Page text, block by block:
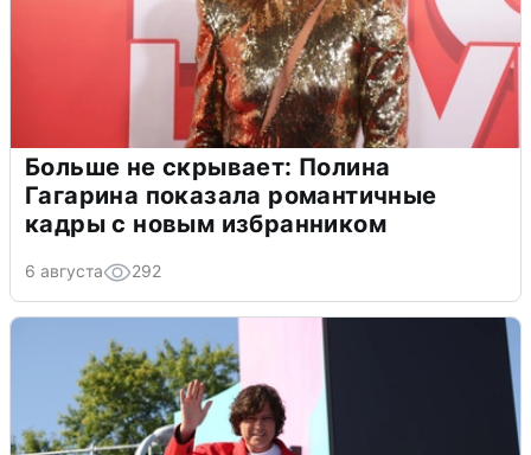
Больше не скрывает: Полина
Гагарина показала романтичные
кадры с новым избранником
6 августа 292